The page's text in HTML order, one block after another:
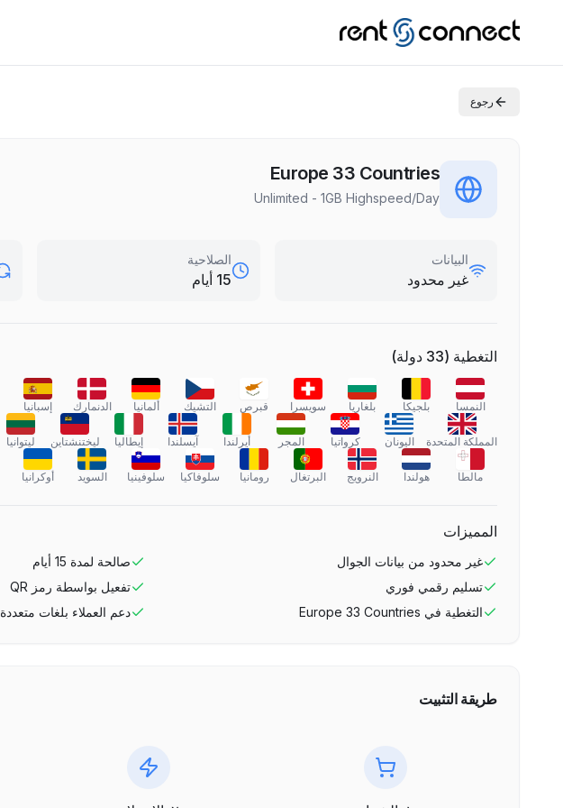
رجوع
Europe 33 Countries
Unlimited - 1GB Highspeed/Day
البيانات
غير محدود
الصلاحية
15 أيام
التغطية (
33 دولة)
النمسا بلجيكا بلغاريا سويسرا قبرص التشيك ألمانيا الدنمارك إسبانيا
المملكة المتحدة اليونان كرواتيا المجر أيرلندا آيسلندا إيطاليا ليختنشتاين ليتوانيا
مالطا هولندا النرويج البرتغال رومانيا سلوفاكيا سلوفينيا السويد أوكرانيا
المميزات
غير محدود من بيانات الجوال صالحة لمدة 15 أيام
تسليم رقمي فوري
تفعيل بواسطة رمز QR
التغطية في Europe 33 Countries دعم العملاء بلغات متعددة
طريقة التثبيت